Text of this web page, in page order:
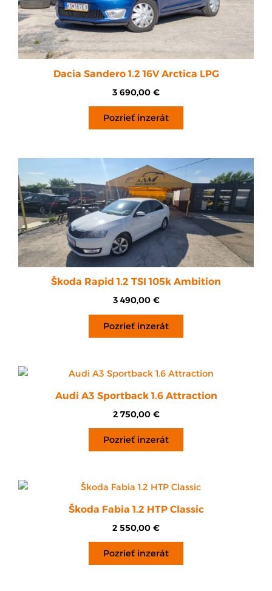
Dacia Sandero 1.2 16V Arctica LPG
3 690,00 €
Pozrieť inzerát
Škoda Rapid 1.2 TSI 105k Ambition
3 490,00 €
Pozrieť inzerát
Audi A3 Sportback 1.6 Attraction
2 750,00 €
Pozrieť inzerát
Škoda Fabia 1.2 HTP Classic
2 550,00 €
Pozrieť inzerát